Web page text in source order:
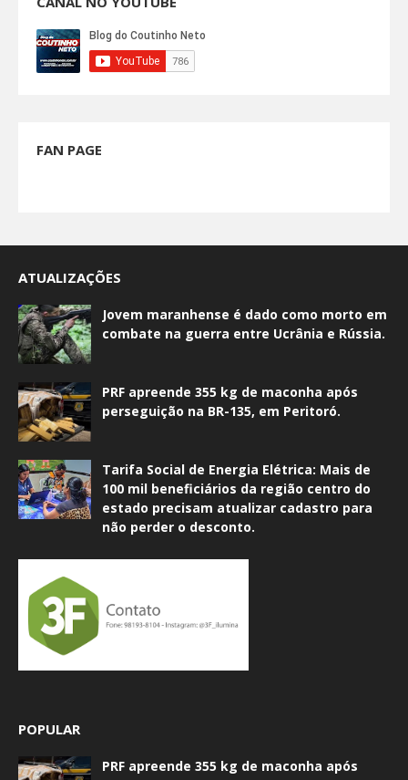
FAN PAGE
ATUALIZAÇÕES
Jovem maranhense é dado como morto em
combate na guerra entre Ucrânia e Rússia.
PRF apreende 355 kg de maconha após
perseguição na BR-135, em Peritoró.
Tarifa Social de Energia Elétrica: Mais de
100 mil beneficiários da região centro do
estado precisam atualizar cadastro para
não perder o desconto.
POPULAR
PRF apreende 355 kg de maconha após